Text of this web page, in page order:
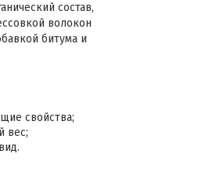
состав,
волокон
битума и
свойства;
вес;